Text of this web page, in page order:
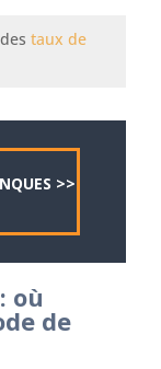
destaux de
>>
où
de